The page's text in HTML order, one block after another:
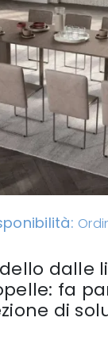
dalle
fa
di